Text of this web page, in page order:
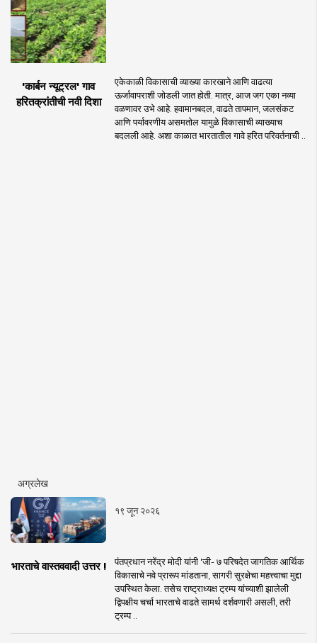
'कार्बन न्यूट्रल' गाव
हरितक्रांतीची नवी दिशा
एकेकाळी विकासाची व्याख्या कारखाने आणि वाढत्या
ऊर्जावापराशी जोडली जात होती. मात्र, आज जग एका नव्या
वळणावर उभे आहे. हवामानबदल, वाढते तापमान, जलसंकट
आणि पर्यावरणीय असमतोल यामुळे विकासाची व्याख्याच
बदलली आहे. अशा काळात भारतातील गावे हरित परिवर्तनाची ..
अग्रलेख
१९ जून २०२६
भारताचे वास्तववादी उत्तर !
पंतप्रधान नरेंद्र मोदी यांनी 'जी- ७ परिषदेत जागतिक आर्थिक
विकासाचे नवे प्रारूप मांडताना, सागरी सुरक्षेचा महत्त्वाचा मुद्दा
उपस्थित केला. तसेच राष्ट्राध्यक्ष ट्रम्प यांच्याशी झालेली
द्विपक्षीय चर्चा भारताचे वाढते सामर्थ दर्शवणारी असली, तरी
ट्रम्प ..